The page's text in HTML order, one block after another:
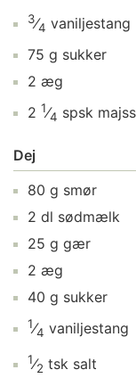
3⁄4 vaniljestang
75 g sukker
2 æg
2 1⁄4 spsk
Dej
80 g smør
2 dl sødmælk
25 g gær
2 æg
40 g sukker
1⁄4 vaniljestang
1⁄2 tsk salt